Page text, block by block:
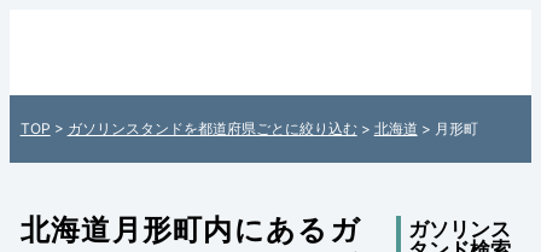
覧 - 全国各地のガソリンスタンドを住所付
きでご紹介！日本全国のガソリンスタンド
検索サイト「ガソスタマップ」
TOP > ガソリンスタンドを都道府県ごとに絞り込む> 北海道 > 月形町
北海道月形町内にあるガ
ガソリンス